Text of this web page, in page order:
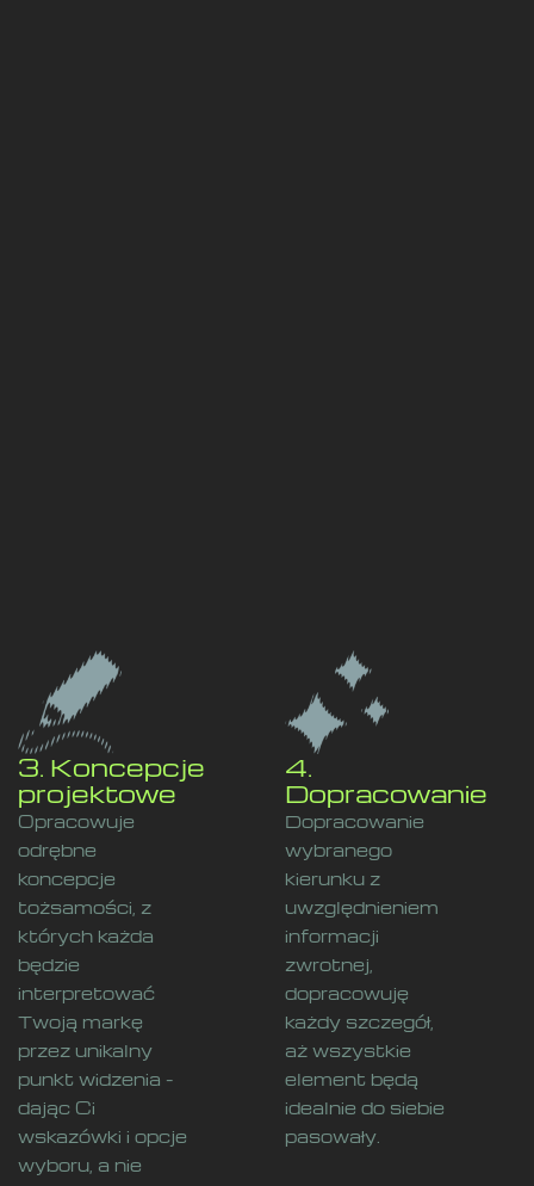
3. Koncepcje
projektowe
Opracowuje
odrębne
koncepcje
tożsamości, z
których każda
będzie
interpretować
Twoją markę
przez unikalny
punkt widzenia -
dając Ci
wskazówki i opcje
wyboru, a nie
4.
Dopracowanie
Dopracowanie
wybranego
kierunku z
uwzględnieniem
informacji
zwrotnej,
dopracowuję
każdy szczegół,
aż wszystkie
element będą
idealnie do siebie
pasowały.